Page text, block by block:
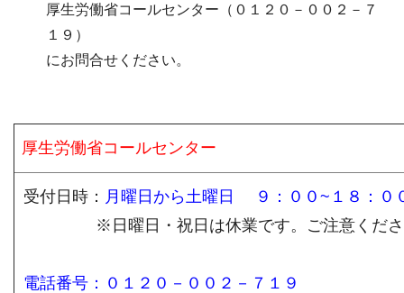
厚生労働省コールセンター（０１２０－００２－７
１９）
にお問合せください。
厚生労働省コールセンター
受付日時： 月曜日から土曜日 ９：００~１８：０
※日曜日・祝日は休業です。ご注意くださ
電話番号：０１２０－００２－７１９